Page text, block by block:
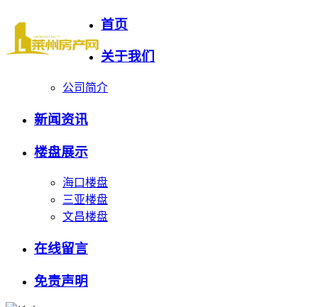
首页
关于我们
公司简介
新闻资讯
楼盘展示
海口楼盘
三亚楼盘
文昌楼盘
在线留言
免责声明